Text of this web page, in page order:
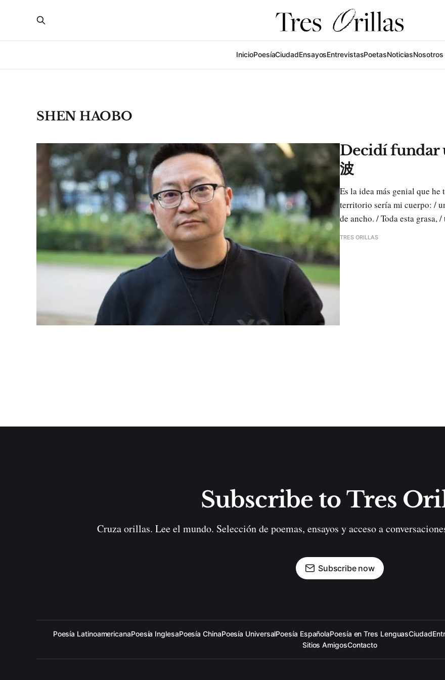
InicioPoesíaCiudadEnsayosEntrevistasPoetasNoticiasNosotros
SHEN HAOBO
Decidí fundar
波
Es la idea más genial que
territorio sería mi cuerpo: /
de ancho. / Toda esta grasa,
TRES ORILLAS
Subscribe to Tres
Cruza orillas. Lee el mundo. Selección de poemas, ensayos y acceso a
Subscribe now
Poesía LatinoamericanaPoesía InglesaPoesía ChinaPoesía UniversalPoesía EspañolaPoesía en Tres LenguasCiudad
Sitios AmigosContacto